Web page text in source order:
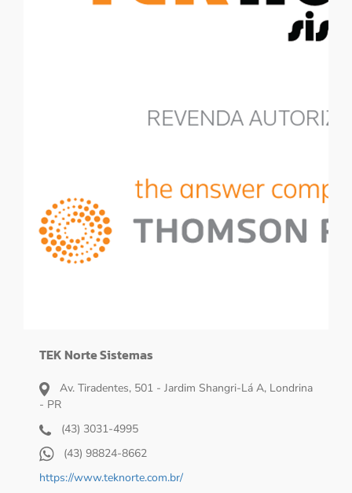
TEK Norte Sistemas
Av. Tiradentes, 501 - Jardim Shangri-Lá A, Londrina
- PR
(43) 3031-4995
(43) 98824-8662
https://www.teknorte.com.br/